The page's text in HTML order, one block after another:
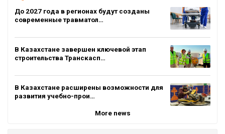
До 2027 года в регионах будут созданы
современные травматол…
В Казахстане завершен ключевой этап
строительства Транскасп…
В Казахстане расширены возможности для
развития учебно-прои…
More news